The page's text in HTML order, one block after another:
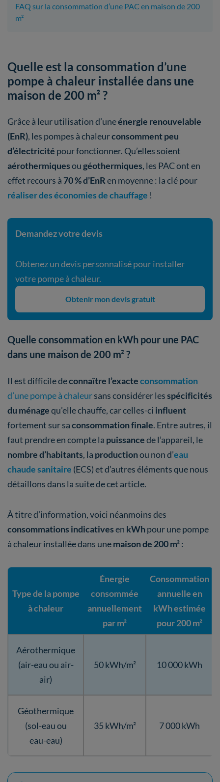
FAQ sur la consommation d’une PAC en maison de 200
m²
Quelle est la consommation d’une
pompe à chaleur installée dans une
maison de 200 m² ?
Grâce à leur utilisation d’uneénergie renouvelable
(EnR), les pompes à chaleurconsomment peu
d’électricité pour fonctionner. Qu’elles soient
aérothermiquesougéothermiques, les PAC ont en
effet recours à 70 % d’EnRen moyenne : la clé pour
réaliser des économies de chauffage !
Demandez votre devis
Obtenez un devis personnalisé pour installer
votre pompe à chaleur.
Obtenir mon devis gratuit
Quelle consommation en kWh pour une PAC
dans une maison de 200 m² ?
Il est difficile deconnaître l’exacteconsommation
d’une pompe à chaleursans considérer lesspécificités
du ménagequ’elle chauffe, car celles-ci influent
fortement sur saconsommation finale. Entre autres, il
faut prendre en compte la puissancede l’appareil, le
nombre d’habitants, la productionou non d’eau
chaude sanitaire (ECS) et d’autres éléments que nous
détaillons dans la suite de cet article.
À titre d’information, voici néanmoins des
consommations indicativesen kWhpour une pompe
à chaleur installée dans unemaison de 200 m²:
Type de la pompe
à chaleur
Énergie
consommée
annuellement
par m²
Consommation
annuelle en
kWh estimée
pour 200 m²
Aérothermique
(air-eau ou air-
air)
50 kWh/m² 10 000 kWh
Géothermique
(sol-eau ou
eau-eau)
35 kWh/m² 7 000 kWh